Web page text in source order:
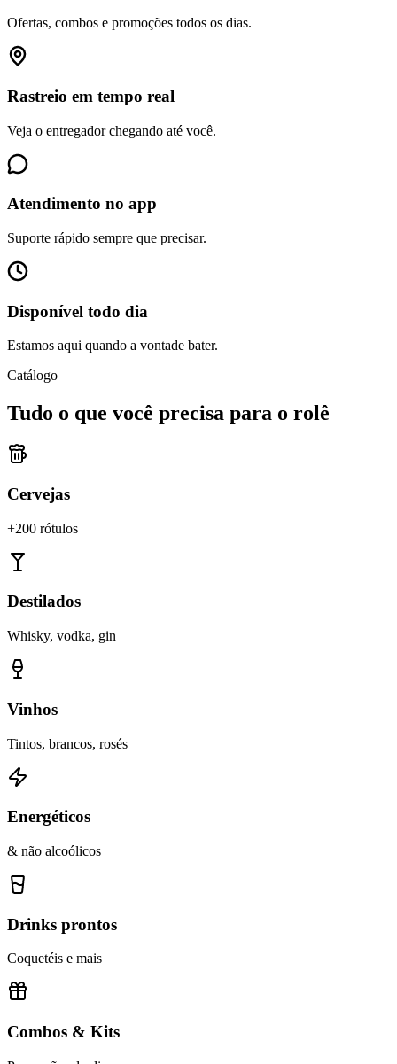
Ofertas, combos e promoções todos os dias.
Rastreio em tempo real
Veja o entregador chegando até você.
Atendimento no app
Suporte rápido sempre que precisar.
Disponível todo dia
Estamos aqui quando a vontade bater.
Catálogo
Tudo o que você precisa para o rolê
Cervejas
+200 rótulos
Destilados
Whisky, vodka, gin
Vinhos
Tintos, brancos, rosés
Energéticos
& não alcoólicos
Drinks prontos
Coquetéis e mais
Combos & Kits